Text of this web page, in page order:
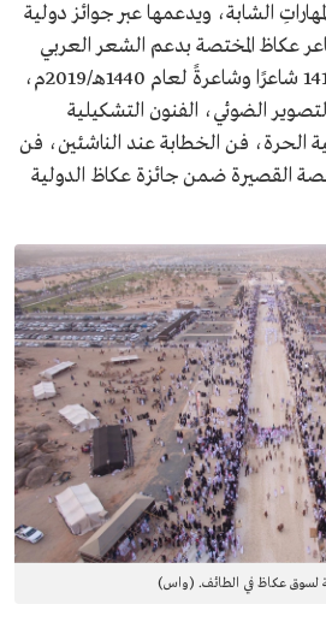
الشابة، ويدعمها عبر جوائز دولية
عكاظ المختصة بدعم الشعر العربي
الفصيح، التي شارك فيها 141 شاعرًا وشاعرةً لعام 1440هـ/2019م،
الضوئي، الفنون التشكيلية
الحرة، فن الخطابة عند الناشئين، فن
القصيرة ضمن جائزة عكاظ الدولية
لسوق عكاظ في الطائف. (واس)